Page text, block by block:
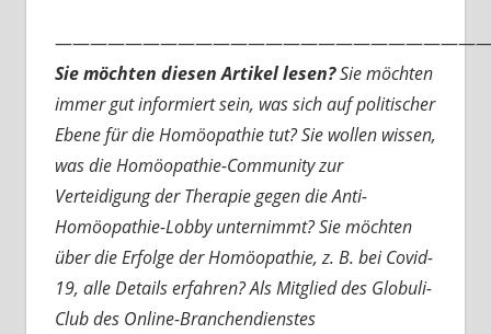
Sie möchten diesen Artikel lesen?Sie möchten
immer gut informiert sein, was sich auf politischer
Ebene für die Homöopathie tut? Sie wollen wissen,
was die Homöopathie-Community zur
Verteidigung der Therapie gegen die Anti-
Homöopathie-Lobby unternimmt? Sie möchten
über die Erfolge der Homöopathie, z. B. bei Covid-
19, alle Details erfahren? Als Mitglied des Globuli-
Club des Online-Branchendienstes